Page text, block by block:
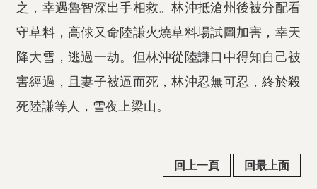
之，幸遇魯智深出手相救。林沖抵滄州後被分配看
守草料，高俅又命陸謙火燒草料場試圖加害，幸天
降大雪，逃過一劫。但林沖從陸謙口中得知自己被
害經過，且妻子被逼而死，林沖忍無可忍，終於殺
死陸謙等人，雪夜上梁山。
回上一頁 回最上面